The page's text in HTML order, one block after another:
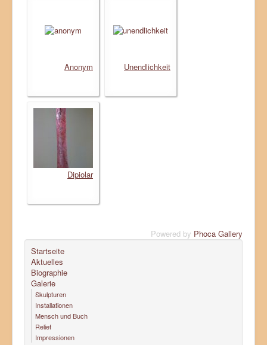
Anonym Unendlichkeit
Dipiolar
Powered by Phoca Gallery
Startseite
Aktuelles
Biographie
Galerie
Skulpturen
Installationen
Mensch und Buch
Relief
Impressionen